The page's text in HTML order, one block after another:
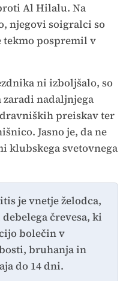
Al Hilalu. Na
njegovi soigralci so
tekmo pospremil v
ni izboljšalo, so
nadaljnjega
preiskav ter
Jasno je, da ne
klubskega svetovnega
je vnetje želodca,
črevesa, ki
bolečin v
bruhanja in
do 14 dni.